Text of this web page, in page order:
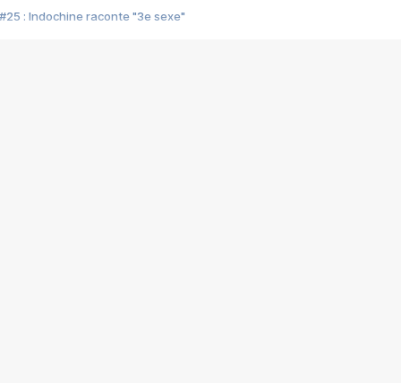
#25 : Indochine raconte "3e sexe"